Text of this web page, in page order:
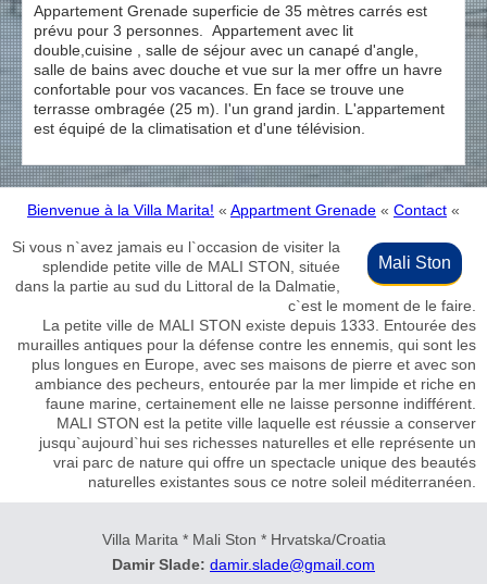
Appartement Grenade superficie de 35 mètres carrés est
prévu pour 3 personnes. Appartement avec lit
double,cuisine , salle de séjour avec un canapé d'angle,
salle de bains avec douche et vue sur la mer offre un havre
confortable pour vos vacances. En face se trouve une
terrasse ombragée (25 m). I'un grand jardin. L'appartement
est équipé de la climatisation et d'une télévision.
Bienvenue à la Villa Marita! « Appartment Grenade « Contact «
Mali Ston
Si vous n`avez jamais eu l`occasion de visiter la
splendide petite ville de MALI STON, située
dans la partie au sud du Littoral de la Dalmatie,
c`est le moment de le faire.
La petite ville de MALI STON existe depuis 1333. Entourée des
murailles antiques pour la défense contre les ennemis, qui sont les
plus longues en Europe, avec ses maisons de pierre et avec son
ambiance des pecheurs, entourée par la mer limpide et riche en
faune marine, certainement elle ne laisse personne indifférent.
MALI STON est la petite ville laquelle est réussie a conserver
jusqu`aujourd`hui ses richesses naturelles et elle représente un
vrai parc de nature qui offre un spectacle unique des beautés
naturelles existantes sous ce notre soleil méditerranéen.
Villa Marita * Mali Ston * Hrvatska/Croatia
Damir Slade: damir.slade@gmail.com